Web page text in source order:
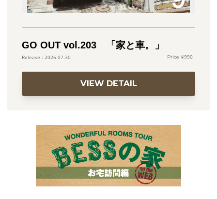
GO OUT vol.203 「家と車。」
2026.07.30 990
VIEW DETAIL